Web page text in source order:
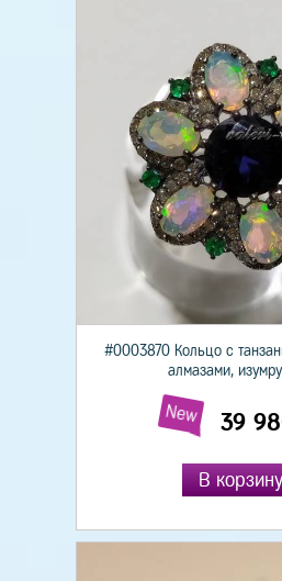
#0003870 Кольцо с
алмазами,
New 39
В корзину